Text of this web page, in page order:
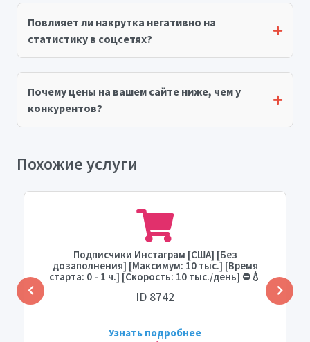
Повлияет ли накрутка негативно на
статистику в соцсетях?
Почему цены на вашем сайте ниже, чем у
конкурентов?
Похожие услуги
Подписчики Инстаграм [США] [Без
дозаполнения] [Максимум: 10 тыс.] [Время
старта: 0 - 1 ч.] [Скорость: 10 тыс./день] ⛔️💧
ID 8742
Узнать подробнее